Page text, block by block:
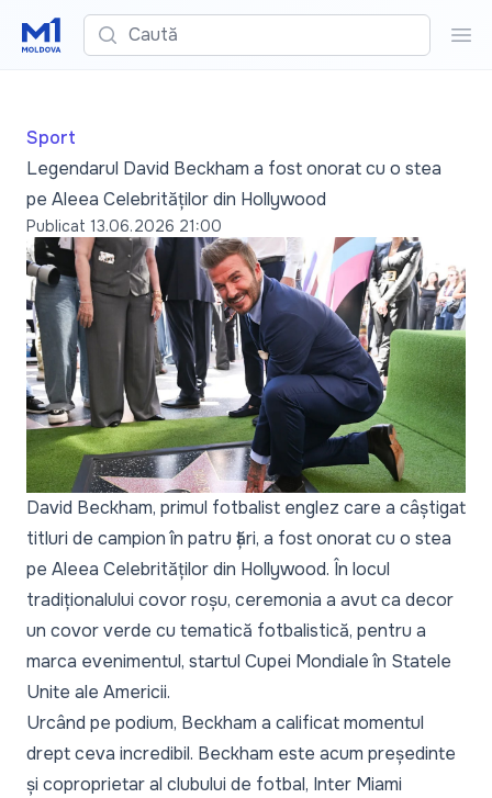
Caută
Sport
Legendarul David Beckham a fost onorat cu o stea
pe Aleea Celebrităților din Hollywood
Publicat 13.06.2026 21:00
David Beckham, primul fotbalist englez care a câștigat
titluri de campion în patru țări, a fost onorat cu o stea
pe Aleea Celebrităților din Hollywood. În locul
tradiționalului covor roșu, ceremonia a avut ca decor
un covor verde cu tematică fotbalistică, pentru a
marca evenimentul, startul Cupei Mondiale în Statele
Unite ale Americii.
Urcând pe podium, Beckham a calificat momentul
drept ceva incredibil. Beckham este acum președinte
și coproprietar al clubului de fotbal, Inter Miami